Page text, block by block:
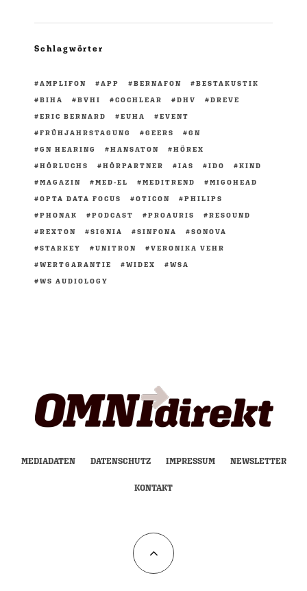
Schlagwörter
AMPLIFON APP BERNAFON
BESTAKUSTIK
BIHA
BVHI COCHLEAR DHV
DREVE
ERIC BERNARD
EUHA
EVENT
FRÜHJAHRSTAGUNG
GEERS
GN
GN HEARING
HANSATON
HÖREX
HÖRLUCHS
HÖRPARTNER IAS IDO
KIND
MAGAZIN
MED-EL MEDITREND
MIGOHEAD
OPTA DATA FOCUS
OTICON
PHILIPS
PHONAK
PODCAST PROAURIS
RESOUND
REXTON
SIGNIA SINFONA
SONOVA
STARKEY
UNITRON
VERONIKA VEHR
WERTGARANTIE
WIDEX
WSA
WS AUDIOLOGY
MEDIADATEN DATENSCHUTZ IMPRESSUM NEWSLETTER
KONTAKT